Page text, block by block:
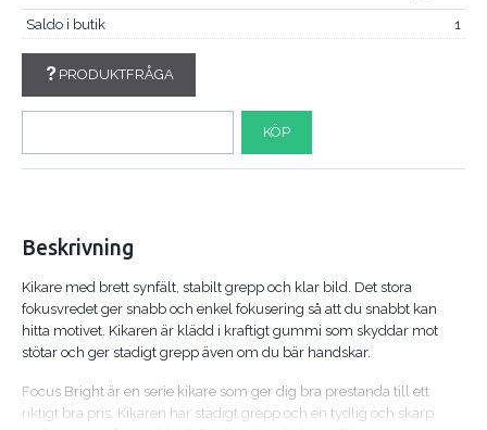
Saldo i butik 1
PRODUKTFRÅGA
KÖP
Beskrivning
Kikare med brett synfält, stabilt grepp och klar bild. Det stora
fokusvredet ger snabb och enkel fokusering så att du snabbt kan
hitta motivet. Kikaren är klädd i kraftigt gummi som skyddar mot
stötar och ger stadigt grepp även om du bär handskar.
Focus Bright är en serie kikare som ger dig bra prestanda till ett
riktigt bra pris. Kikaren har stadigt grepp och en tydlig och skarp